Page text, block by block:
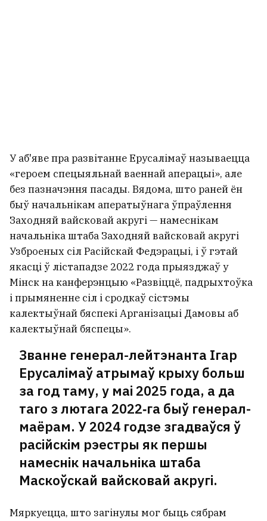
У аб'яве пра развітанне Ерусалімаў называецца
«героем спецыяльнай ваеннай аперацыі», але
без пазначэння пасады. Вядома, што раней ён
быў начальнікам аператыўнага ўпраўлення
Заходняй вайсковай акругі — намеснікам
начальніка штаба Заходняй вайсковай акругі
Узброеных сіл Расійскай Федэрацыі, і ў гэтай
якасці ў лістападзе 2022 года прыязджаў у
Мінск на канферэнцыю «Развіццё, падрыхтоўка
і прымяненне сіл і сродкаў сістэмы
калектыўнай бяспекі Арганізацыі Дамовы аб
калектыўнай бяспецы».
Званне генерал-лейтэнанта Ігар
Ерусалімаў атрымаў крыху больш
за год таму, у маі 2025 года, а да
таго з лютага 2022‑га быў генерал-
маёрам. У 2024 годзе згадваўся ў
расійскім рэестры як першы
намеснік начальніка штаба
Маскоўскай вайсковай акругі.
Мяркуецца, што загінулы мог быць сябрам